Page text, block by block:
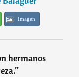
Imagen
hermanos
”